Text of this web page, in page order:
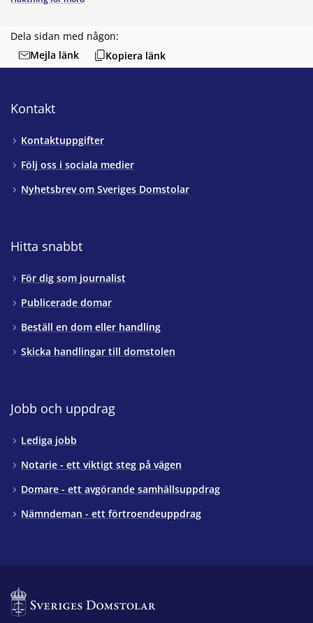
Dela sidan med någon:
Mejla länk
Kopiera länk
Kontakt
Kontaktuppgifter
Följ oss i sociala medier
Nyhetsbrev om Sveriges Domstolar
Hitta snabbt
För dig som journalist
Publicerade domar
Beställ en dom eller handling
Skicka handlingar till domstolen
Jobb och uppdrag
Lediga jobb
Notarie - ett viktigt steg på vägen
Domare - ett avgörande samhällsuppdrag
Nämndeman - ett förtroendeuppdrag